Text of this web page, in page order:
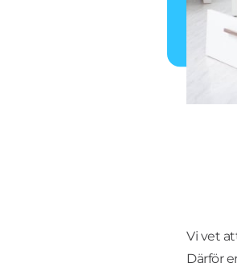
Vi vet
Därför